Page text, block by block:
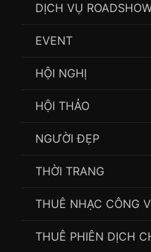
DỊCH VỤ
EVENT
HỘI NGHỊ
HỘI THẢO
NGƯỜI ĐẸP
THỜI TRANG
THUÊ NHẠC CÔNG
THUÊ PHIÊN DỊCH